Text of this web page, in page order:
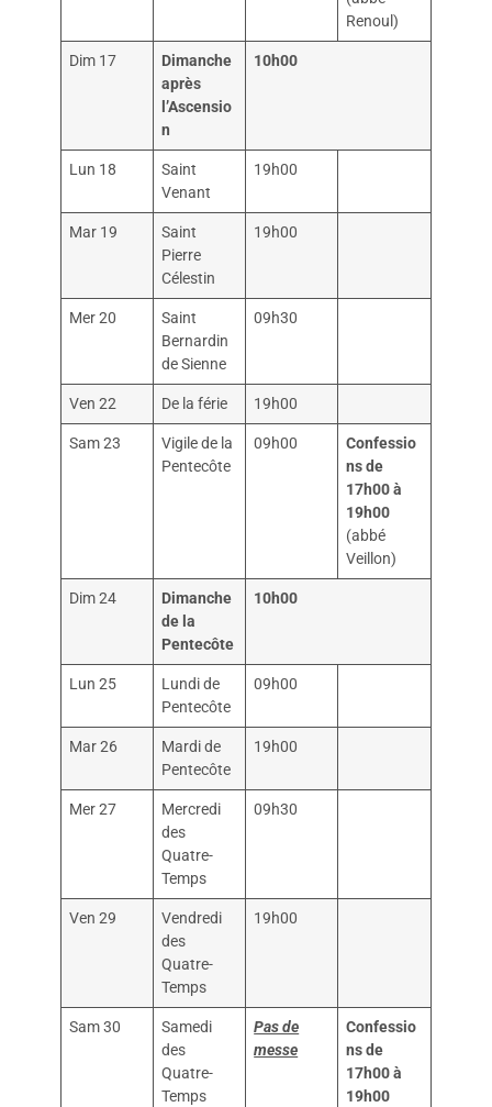
Renoul)
Dim 17
Dimanche
après
l’Ascensio
n
10h00
Lun 18
Saint
Venant
19h00
Mar 19
Saint
Pierre
Célestin
19h00
Mer 20
Saint
Bernardin
de Sienne
09h30
Ven 22 De la férie 19h00
Sam 23
Vigile de la
Pentecôte
09h00
Confessio
ns de
17h00 à
19h00
(abbé
Veillon)
Dim 24
Dimanche
de la
Pentecôte
10h00
Lun 25
Lundi de
Pentecôte
09h00
Mar 26
Mardi de
Pentecôte
19h00
Mer 27
Mercredi
des
Quatre-
Temps
09h30
Ven 29
Vendredi
des
Quatre-
Temps
19h00
Sam 30
Samedi
des
Quatre-
Temps
Pas de
messe
Confessio
ns de
17h00 à
19h00